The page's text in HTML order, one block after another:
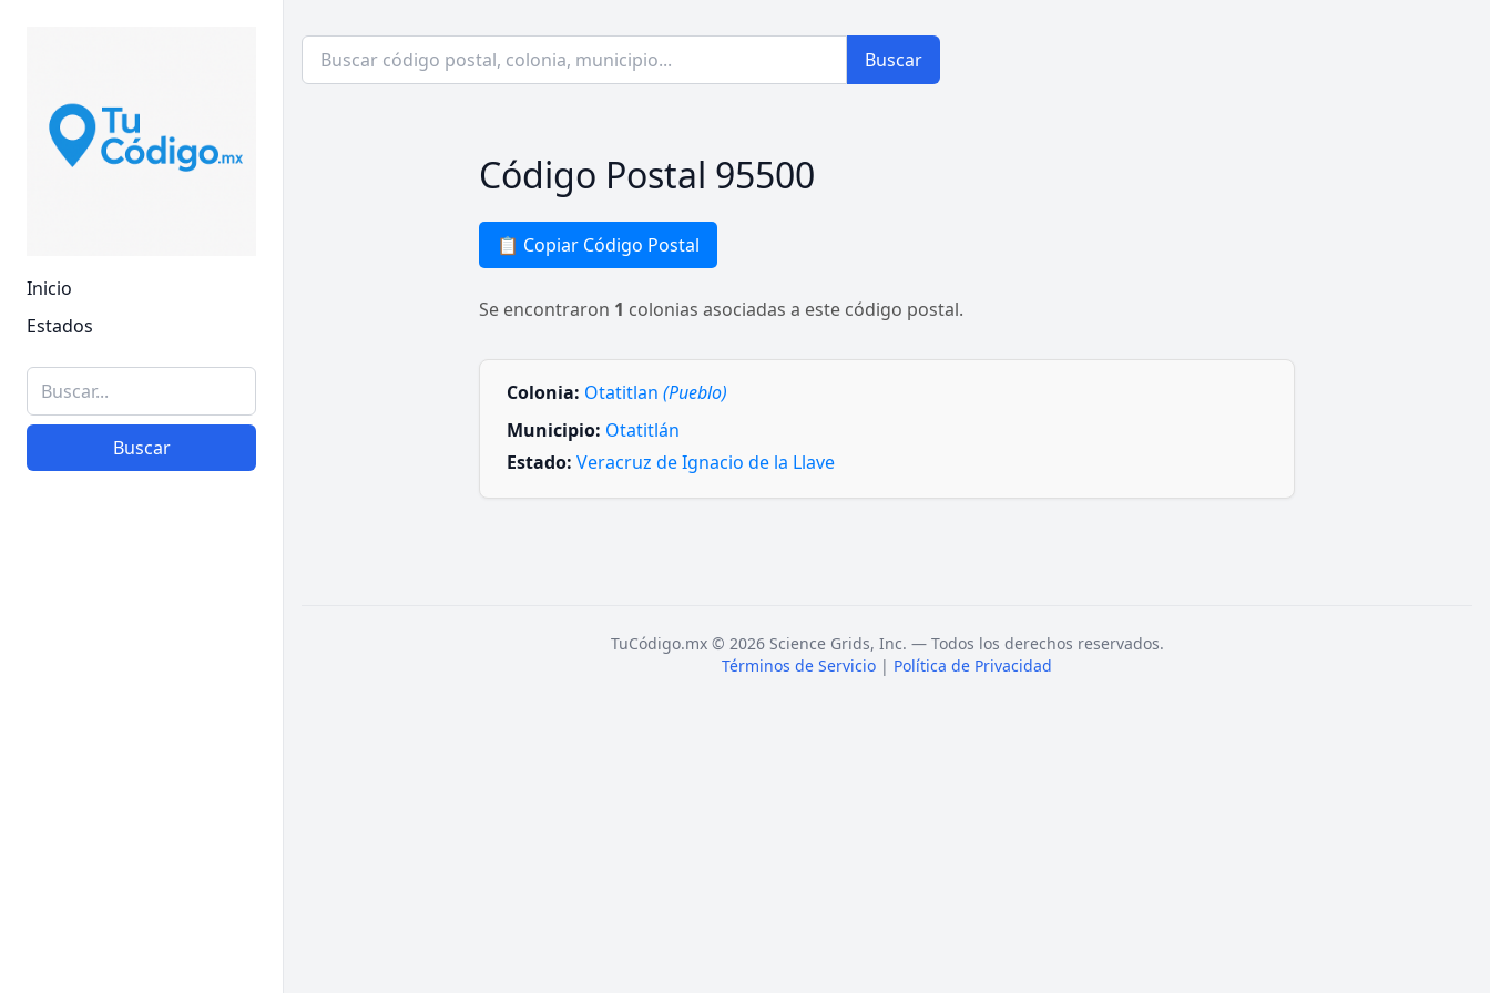
Inicio
Estados
Buscar
Buscar
Código Postal 95500
📋 Copiar Código Postal
Se encontraron 1 colonias asociadas a este código postal.
Colonia: Otatitlan (Pueblo)
Municipio: Otatitlán
Estado: Veracruz de Ignacio de la Llave
TuCódigo.mx © 2026 Science Grids, Inc. — Todos los derechos reservados.
Términos de Servicio | Política de Privacidad